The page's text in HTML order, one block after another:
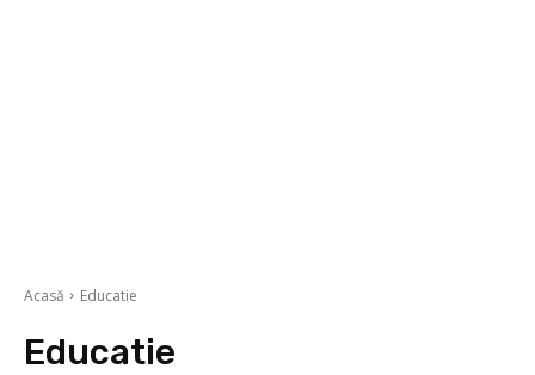
Acasă Educatie
Educatie